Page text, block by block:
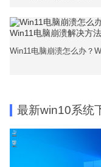
最新win10系统